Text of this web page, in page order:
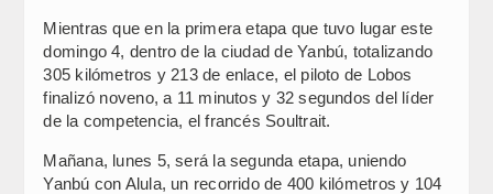
Mientras que en la primera etapa que tuvo lugar este
domingo 4, dentro de la ciudad de Yanbú, totalizando
305 kilómetros y 213 de enlace, el piloto de Lobos
finalizó noveno, a 11 minutos y 32 segundos del líder
de la competencia, el francés Soultrait.
Mañana, lunes 5, será la segunda etapa, uniendo
Yanbú con Alula, un recorrido de 400 kilómetros y 104